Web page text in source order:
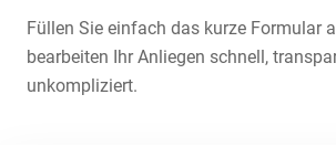
Füllen Sie einfach das kurze Formular
bearbeiten Ihr Anliegen schnell,
unkompliziert.